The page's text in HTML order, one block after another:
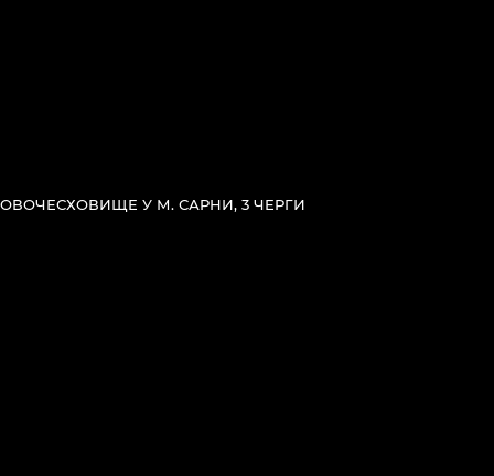
ОВОЧЕСХОВИЩЕ У М. САРНИ, 3 ЧЕРГИ